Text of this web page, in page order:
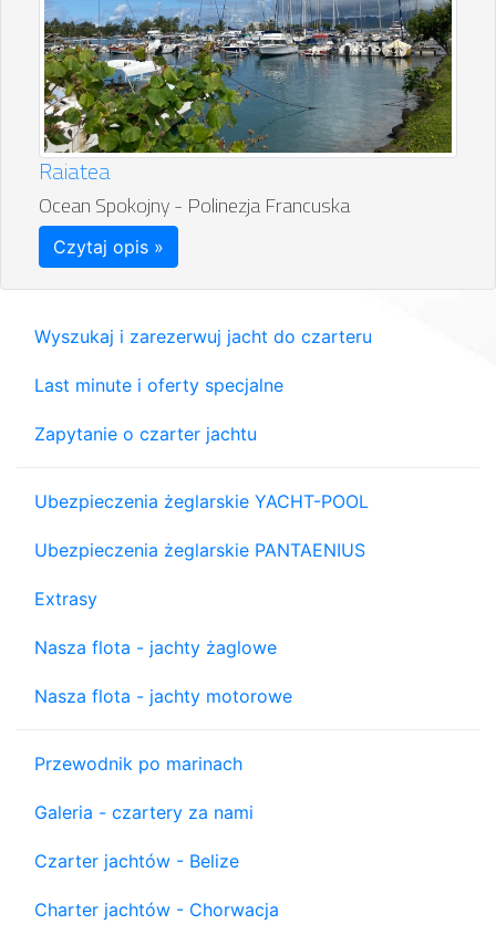
Raiatea
Ocean Spokojny - Polinezja Francuska
Czytaj opis »
Wyszukaj i zarezerwuj jacht do czarteru
Last minute i oferty specjalne
Zapytanie o czarter jachtu
Ubezpieczenia żeglarskie YACHT-POOL
Ubezpieczenia żeglarskie PANTAENIUS
Extrasy
Nasza flota - jachty żaglowe
Nasza flota - jachty motorowe
Przewodnik po marinach
Galeria - czartery za nami
Czarter jachtów - Belize
Charter jachtów - Chorwacja